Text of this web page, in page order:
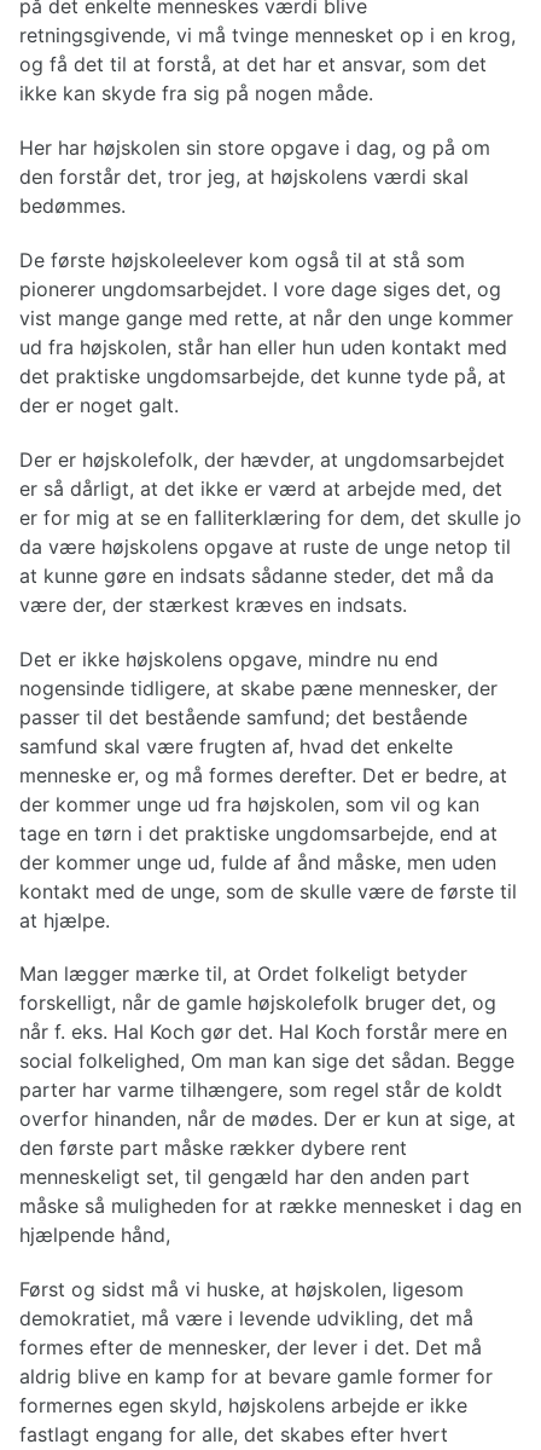
på det enkelte menneskes værdi blive
retningsgivende, vi må tvinge mennesket op i en krog,
og få det til at forstå, at det har et ansvar, som det
ikke kan skyde fra sig på nogen måde.
Her har højskolen sin store opgave i dag, og på om
den forstår det, tror jeg, at højskolens værdi skal
bedømmes.
De første højskoleelever kom også til at stå som
pionerer ungdomsarbejdet. I vore dage siges det, og
vist mange gange med rette, at når den unge kommer
ud fra højskolen, står han eller hun uden kontakt med
det praktiske ungdomsarbejde, det kunne tyde på, at
der er noget galt.
Der er højskolefolk, der hævder, at ungdomsarbejdet
er så dårligt, at det ikke er værd at arbejde med, det
er for mig at se en falliterklæring for dem, det skulle jo
da være højskolens opgave at ruste de unge netop til
at kunne gøre en indsats sådanne steder, det må da
være der, der stærkest kræves en indsats.
Det er ikke højskolens opgave, mindre nu end
nogensinde tidligere, at skabe pæne mennesker, der
passer til det bestående samfund; det bestående
samfund skal være frugten af, hvad det enkelte
menneske er, og må formes derefter. Det er bedre, at
der kommer unge ud fra højskolen, som vil og kan
tage en tørn i det praktiske ungdomsarbejde, end at
der kommer unge ud, fulde af ånd måske, men uden
kontakt med de unge, som de skulle være de første til
at hjælpe.
Man lægger mærke til, at Ordet folkeligt betyder
forskelligt, når de gamle højskolefolk bruger det, og
når f. eks. Hal Koch gør det. Hal Koch forstår mere en
social folkelighed, Om man kan sige det sådan. Begge
parter har varme tilhængere, som regel står de koldt
overfor hinanden, når de mødes. Der er kun at sige, at
den første part måske rækker dybere rent
menneskeligt set, til gengæld har den anden part
måske så muligheden for at række mennesket i dag en
hjælpende hånd,
Først og sidst må vi huske, at højskolen, ligesom
demokratiet, må være i levende udvikling, det må
formes efter de mennesker, der lever i det. Det må
aldrig blive en kamp for at bevare gamle former for
formernes egen skyld, højskolens arbejde er ikke
fastlagt engang for alle, det skabes efter hvert